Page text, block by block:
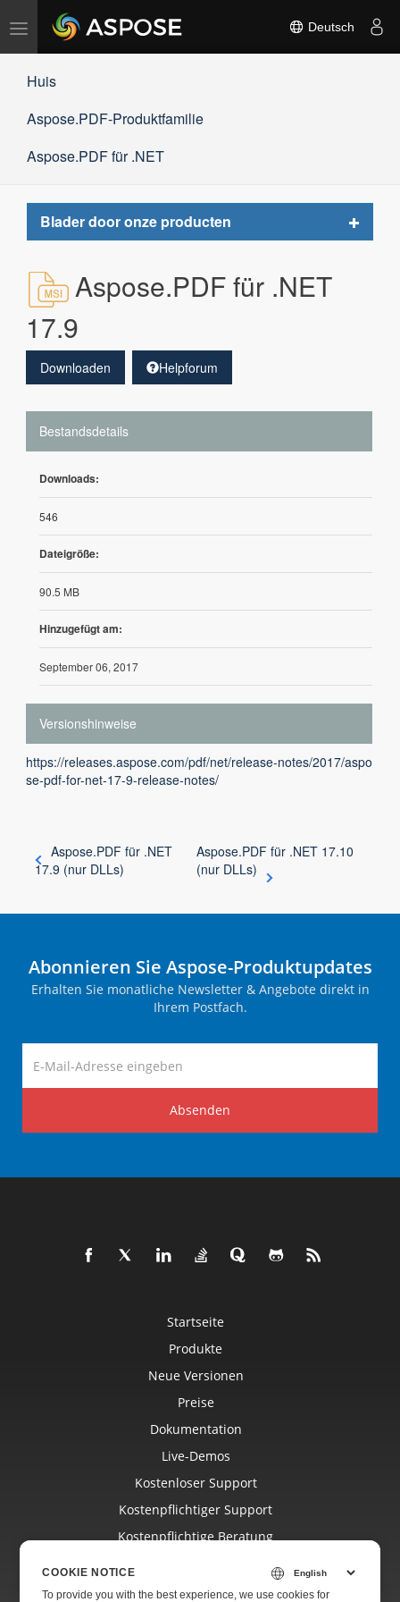
Navigation
umschalten
Deutsch
Huis
Aspose.PDF-Produktfamilie
Aspose.PDF für .NET
Blader door onze producten
Toggle
Aspose.PDF für .NET
17.9
Downloaden Helpforum
Bestandsdetails
Downloads:
546
Dateigröße:
90.5 MB
Hinzugefügt am:
September 06, 2017
Versionshinweise
https://releases.aspose.com/pdf/net/release-notes/2017/aspo
se-pdf-for-net-17-9-release-notes/
Aspose.PDF für .NET
17.9 (nur DLLs)
Aspose.PDF für .NET 17.10
(nur DLLs)
Abonnieren Sie Aspose-Produktupdates
Erhalten Sie monatliche Newsletter & Angebote direkt in
Ihrem Postfach.
Absenden
Startseite
Produkte
Neue Versionen
Preise
Dokumentation
Live-Demos
Kostenloser Support
Kostenpflichtiger Support
Kostenpflichtige Beratung
Websites
COOKIE NOTICE
To provide you with the best experience, we use cookies for